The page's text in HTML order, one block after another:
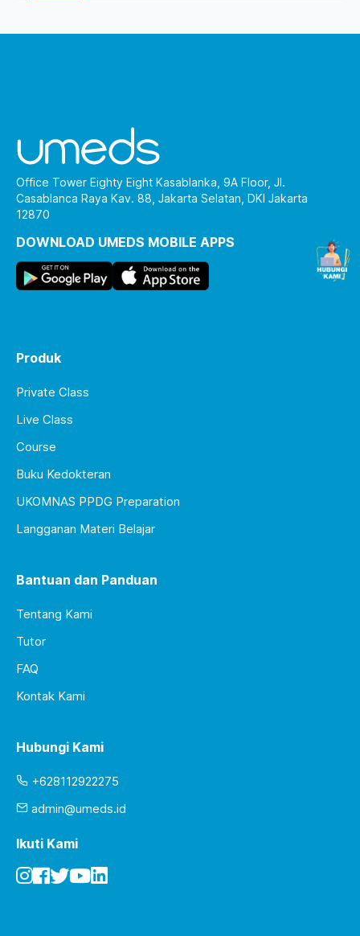
Office Tower Eighty Eight Kasablanka, 9A Floor, Jl.
Casablanca Raya Kav. 88, Jakarta Selatan, DKI Jakarta
12870
DOWNLOAD UMEDS MOBILE APPS
Produk
Private Class
Live Class
Course
Buku Kedokteran
UKOMNAS PPDG Preparation
Langganan Materi Belajar
Bantuan dan Panduan
Tentang Kami
Tutor
FAQ
Kontak Kami
Hubungi Kami
+628112922275
admin@umeds.id
Ikuti Kami